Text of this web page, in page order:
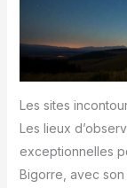
Les sites
Les lieux
exceptionnelles
Bigorre, avec son